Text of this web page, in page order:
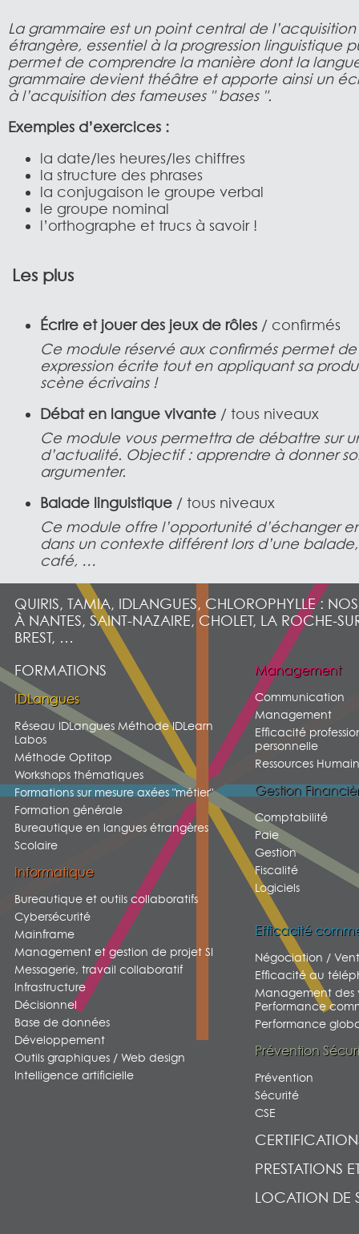
La grammaire est un point central de
étrangère, essentiel à la progression linguistique
permet de comprendre la manière dont la langue
grammaire devient théâtre et apporte ainsi un
à l’acquisition des fameuses " bases ".
Exemples d’exercices :
la date/les heures/les chiffres
la structure des phrases
la conjugaison le groupe verbal
le groupe nominal
l’orthographe et trucs à savoir !
Les plus
Écrire et jouer des jeux de rôles / confirmés
Ce module réservé aux confirmés permet
expression écrite tout en appliquant sa
scène écrivains !
Débat en langue vivante / tous niveaux
Ce module vous permettra de débattre sur
d’actualité. Objectif : apprendre à donner
argumenter.
Balade linguistique / tous niveaux
Ce module offre l’opportunité d’échanger
dans un contexte différent lors d’une
café, …
QUIRIS, TAMIA, IDLANGUES, CHLOROPHYLLE :
À NANTES, SAINT-NAZAIRE, CHOLET, LA ROCHE-
BREST, …
FORMATIONS
IDLangues
Réseau IDLangues Méthode IDLearn
Labos
Méthode Optitop
Workshops thématiques
Formations sur mesure axées "métier"
Formation générale
Bureautique en langues étrangères
Scolaire
Informatique
Bureautique et outils collaboratifs
Cybersécurité
Mainframe
Management et gestion de projet SI
Messagerie, travail collaboratif
Infrastructure
Décisionnel
Base de données
Développement
Outils graphiques / Web design
Intelligence artificielle
Management
Communication
Management
Efficacité
personnelle
Ressources
Gestion
Comptabilité
Paie
Gestion
Fiscalité
Logiciels
Efficacité
Négociation /
Efficacité au
Management des
Performance
Performance
Prévention
Prévention
Sécurité
CSE
PRESTATIONS
LOCATION DE